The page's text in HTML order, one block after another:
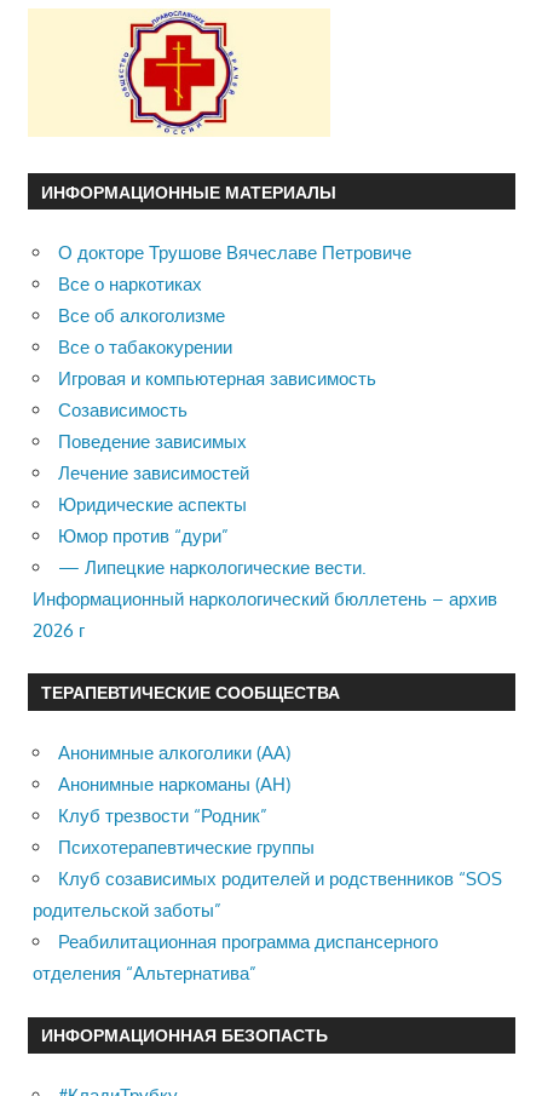
ИНФОРМАЦИОННЫЕ МАТЕРИАЛЫ
О докторе Трушове Вячеславе Петровиче
Все о наркотиках
Все об алкоголизме
Все о табакокурении
Игровая и компьютерная зависимость
Созависимость
Поведение зависимых
Лечение зависимостей
Юридические аспекты
Юмор против “дури”
— Липецкие наркологические вести.
Информационный наркологический бюллетень – архив
2026 г
ТЕРАПЕВТИЧЕСКИЕ СООБЩЕСТВА
Анонимные алкоголики (АА)
Анонимные наркоманы (АН)
Клуб трезвости “Родник”
Психотерапевтические группы
Клуб созависимых родителей и родственников “SOS
родительской заботы”
Реабилитационная программа диспансерного
отделения “Альтернатива”
ИНФОРМАЦИОННАЯ БЕЗОПАСТЬ